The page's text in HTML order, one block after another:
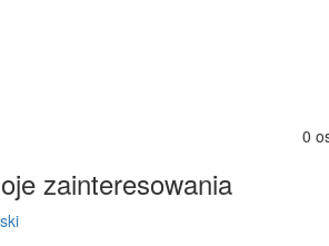
0
zainteresowania